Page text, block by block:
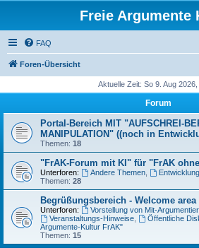
Freie Argumente
FAQ
Foren-Übersicht
Aktuelle Zeit: So 9. Aug
Forum
Portal-Bereich MIT "AUFSCHREI-
MANIPULATION" ((noch in
Themen: 18
"FrAK-Forum mit KI" für "FrAK
Unterforen: Andere Themen,
Themen: 28
Begrüßungsbereich - Welcome area
Unterforen: Vorstellung von Mit-
Veranstaltungs-Hinweise,
Öffentliche
Argumente-Kultur FrAK"
Themen: 15